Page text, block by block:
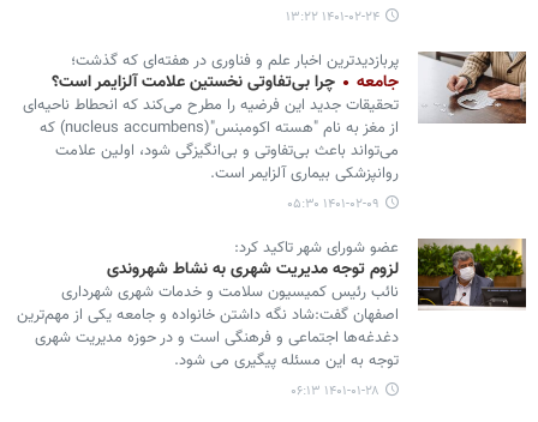
۱۴۰۱-۰۲-۲۴ ۱۳:۲۲
پربازدیدترین اخبار علم و فناوری در هفته‌ای که گذشت؛
جامعه چرا بی‌تفاوتی نخستین علامت آلزایمر است؟
تحقیقات جدید این فرضیه را مطرح می‌کند که انحطاط ناحیه‌ای
از مغز به نام "هسته اکومبنس"(nucleus accumbens) که
می‌تواند باعث بی‌تفاوتی و بی‌انگیزگی شود، اولین علامت
روانپزشکی بیماری آلزایمر است.
۱۴۰۱-۰۲-۰۹ ۰۵:۳۰
عضو شورای شهر تاکید کرد:
لزوم توجه مدیریت شهری به نشاط شهروندی
نائب رئیس کمیسیون سلامت‌ و خدمات شهری شهرداری
اصفهان گفت:شاد نگه داشتن خانواده و جامعه یکی از مهم‌ترین
دغدغه‌ها اجتماعی و فرهنگی است و در حوزه مدیریت شهری
توجه به این مسئله پیگیری می شود.
۱۴۰۱-۰۱-۲۸ ۰۶:۱۳